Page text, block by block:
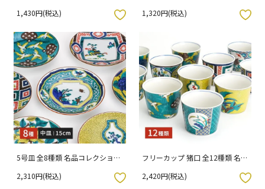
1,430円(税込) 1,320円(税込)
お気に入りボタン
5号皿 全8種類 名品コレクション
2,310円(税込)
フリーカップ 猪口 全12種類 名品
2,420円(税込)
お気に入りボタン